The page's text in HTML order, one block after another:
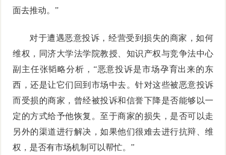
面去推动。”
对于遭遇恶意投诉，经营受到损失的商家，如何
维权，同济大学法学院教授、知识产权与竞争法中心
副主任张韬略分析，“恶意投诉是市场孕育出来的东
西，还是让它们回到市场中去。针对这些被恶意投诉
而受损的商家，曾经被投诉和信誉下降是否能够以一
定的方式给予他恢复。至于商家的损失，是否可以走
另外的渠道进行解决，如果他们很难去进行抗辩、维
权，是否有市场机制可以帮忙。”